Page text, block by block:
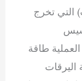
التي تخرج
طاقة
اليرقات